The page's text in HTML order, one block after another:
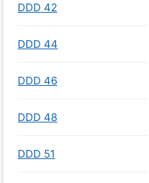
DDD 42
DDD 44
DDD 46
DDD 48
DDD 51